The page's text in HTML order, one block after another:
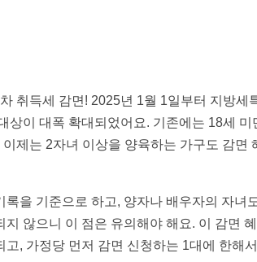
취득세 감면! 2025년 1월 1일부터 지방세
상이 대폭 확대되었어요. 기존에는 18세 미
제는 2자녀 이상을 양육하는 가구도 감면
록을 기준으로 하고, 양자나 배우자의 자녀
않으니 이 점은 유의해야 해요. 이 감면
고, 가정당 먼저 감면 신청하는 1대에 한해